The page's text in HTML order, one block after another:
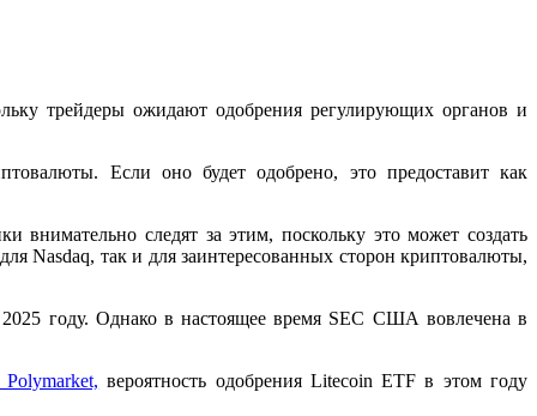
трейдеры ожидают одобрения регулирующих органов и
Если оно будет одобрено, это предоставит как
следят за этим, поскольку это может создать
Nasdaq, так и для заинтересованных сторон криптовалюты,
году. Однако в настоящее время SEC США вовлечена в
вероятность одобрения Litecoin ETF в этом году